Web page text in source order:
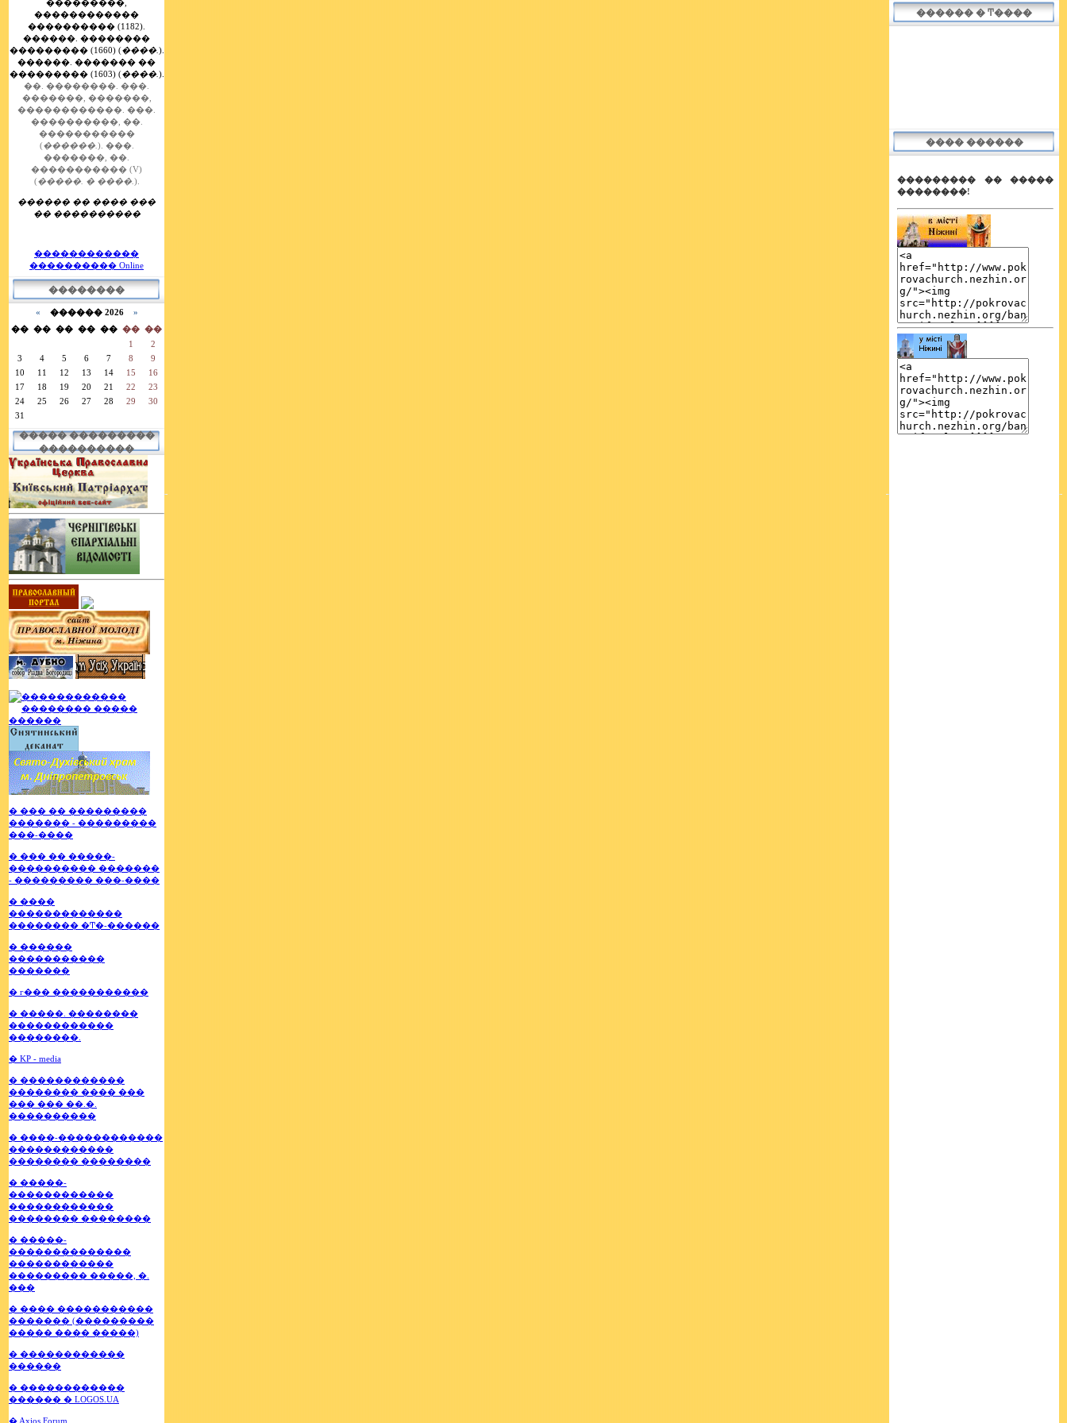
���������,
������������
���������� (1182).
������. ��������
��������� (1660) (����.).
������. ������� ��
��������� (1603) (����.).
��. ��������. ���.
�������, �������,
������������. ���.
����������, ��.
�����������
(������. ). ���.
�������, ��.
����������� (V)
(�����. � ����. ).
������ �� ���� ���
�� ����������
������������
���������� Online
��������
« ������ 2026 »
�� �� �� �� �� �� ��
1
2
3
4 5 6 7 8
9
10
11 12 13 14 15
16
17
18 19 20 21 22
23
24
25 26 27 28 29
30
31
����� ���������
����������
� ��� �� ���������
������� - ���������
���-����
� ��� �� �����-
���������� �������
- ��������� ���-����
� ����
�������������
�������� �Ͳ�-������
� ������
�����������
�������
� г��� �����������
� �����. ��������
������������
��������.
� KP - media
� ������������
�������� ���� ���
��� ��� ��.�.
����������
� ����-������������
������������
�������� ��������
� �����-
������������
������������
�������� ��������
� �����-
��������������
������������
��������� �����, �.
���
� ���� �����������
������� (���������
����� ���� �����)
� ������������
������
� ������������
������ � LOGOS.UA
� Axios Forum
Написал(а) Tiger
ХРИСТОС ВОСКРЕС!!! З святом всіх!
������ � Ͳ����
���� ������
��������� �� �����
��������!